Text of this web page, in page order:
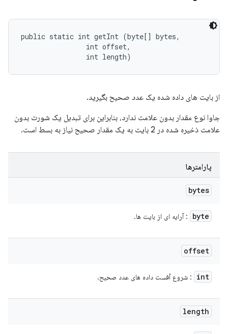
public static int getInt (byte[] bytes,
                int offset,
                int length)
از بایت های داده شده یک عدد صحیح بگیرید.
جاوا نوع مقدار بدون علامت ندارد، بنابراین برای تبدیل یک شورت بدون
علامت ذخیره شده در 2 بایت به یک مقدار صحیح نیاز به بسط است.
پارامترها
bytes
byte : آرایه ای از بایت ها.
offset
int : شروع آفست داده های عدد صحیح.
length